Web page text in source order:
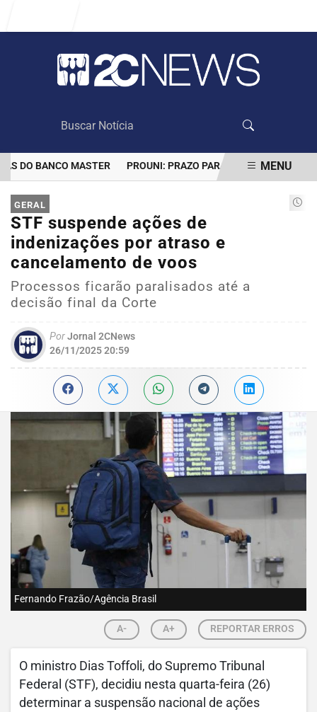
BANCO MASTER PROUNI: PRAZO PARA COMPROVAR
EM ALTA
MENU
GERAL
STF suspende ações de
indenizações por atraso e
cancelamento de voos
Processos ficarão paralisados até a
decisão final da Corte
PorJornal 2CNews
26/11/2025 20:59
Fernando Frazão/Agência Brasil
A- A+ REPORTAR ERROS
O ministro Dias Toffoli, do Supremo Tribunal
Federal (STF), decidiu nesta quarta-feira (26)
determinar a suspensão nacional de ações